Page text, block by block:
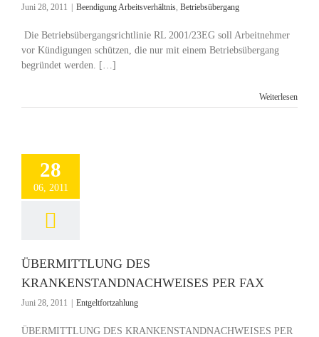
Juni 28, 2011 Beendigung Arbeitsverhältnis, Betriebsübergang
Die Betriebsübergangsrichtlinie RL 2001/23EG soll Arbeitnehmer
vor Kündigungen schützen, die nur mit einem Betriebsübergang
begründet werden. […]
Weiterlesen
28
06, 2011
ÜBERMITTLUNG DES
KRANKENSTANDNACHWEISES PER FAX
Juni 28, 2011 Entgeltfortzahlung
ÜBERMITTLUNG DES KRANKENSTANDNACHWEISES PER